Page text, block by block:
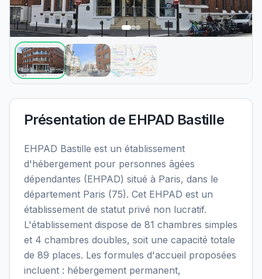
Présentation de EHPAD Bastille
EHPAD Bastille est un établissement
d'hébergement pour personnes âgées
dépendantes (EHPAD) situé à Paris, dans le
département Paris (75). Cet EHPAD est un
établissement de statut privé non lucratif.
L'établissement dispose de 81 chambres simples
et 4 chambres doubles, soit une capacité totale
de 89 places. Les formules d'accueil proposées
incluent : hébergement permanent,